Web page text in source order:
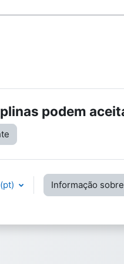
podem
Informação